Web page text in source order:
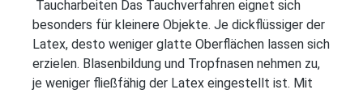
Taucharbeiten Das Tauchverfahren eignet sich
besonders für kleinere Objekte. Je dickflüssiger der
Latex, desto weniger glatte Oberflächen lassen sich
erzielen. Blasenbildung und Tropfnasen nehmen zu,
je weniger fließfähig der Latex eingestellt ist. Mit